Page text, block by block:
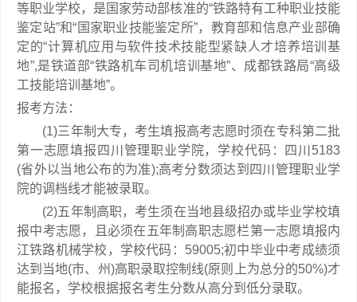
等职业学校，是国家劳动部核准的“铁路特有工种职业技能
鉴定站”和“国家职业技能鉴定所”，教育部和信息产业部确
定的“计算机应用与软件技术技能型紧缺人才培养培训基
地”,是铁道部“铁路机车司机培训基地”、成都铁路局“高级
工技能培训基地”。
报考方法：
(1)三年制大专，考生填报高考志愿时须在专科第二批
第一志愿填报四川管理职业学院，学校代码：四川5183
(省外以当地公布的为准);高考分数须达到四川管理职业学
院的调档线才能被录取。
(2)五年制高职，考生须在当地县级招办或毕业学校填
报中考志愿，且必须在五年制高职志愿栏第一志愿填报内
江铁路机械学校，学校代码：59005;初中毕业中考成绩须
达到当地(市、州)高职录取控制线(原则上为总分的50%)才
能报名，学校根据报名考生分数从高分到低分录取。